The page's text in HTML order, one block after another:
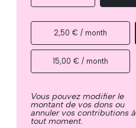
2,50 € / month
15,00 € / month
Vous pouvez modifier le
montant de vos dons ou
annuler vos contributions à
tout moment.